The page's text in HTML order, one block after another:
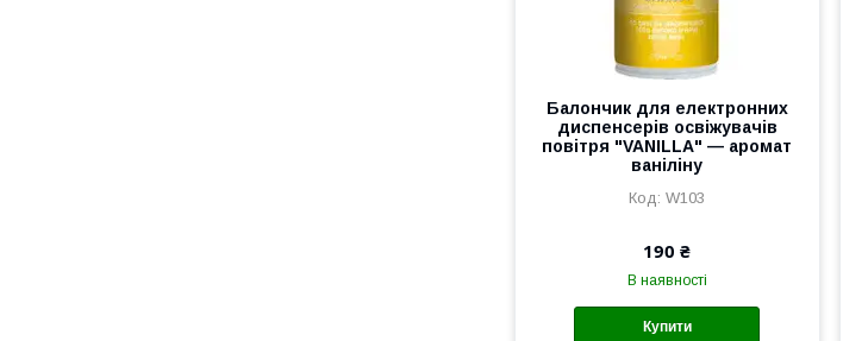
Балончик для електронних
диспенсерів освіжувачів
повітря "VANILLA" — аромат
ваніліну
W103
190 ₴
В наявності
Купити